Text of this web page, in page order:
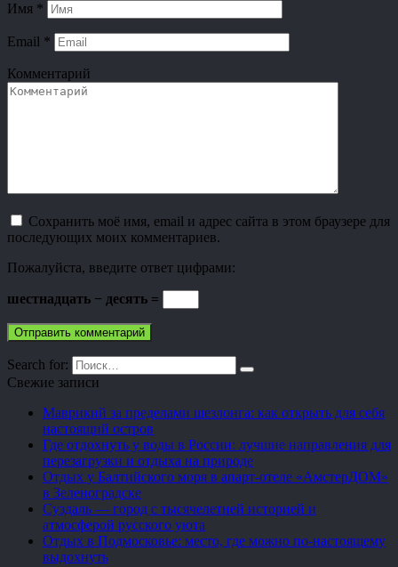
Имя *
Email *
Комментарий
Сохранить моё имя, email и адрес сайта в этом браузере для
последующих моих комментариев.
Пожалуйста, введите ответ цифрами:
шестнадцать − десять =
Search for:
Свежие записи
Маврикий за пределами шезлонга: как открыть для себя
настоящий остров
Где отдохнуть у воды в России: лучшие направления для
перезагрузки и отдыха на природе
Отдых у Балтийского моря в апарт-отеле «АмстерДОМ»
в Зеленоградске
Суздаль — город с тысячелетней историей и
атмосферой русского уюта
Отдых в Подмосковье: место, где можно по-настоящему
выдохнуть